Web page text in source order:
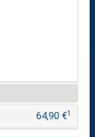
64,90 €1